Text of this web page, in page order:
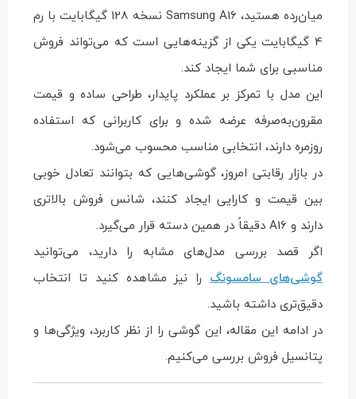
میان‌رده هستید، Samsung A16 نسخه 128 گیگابایت با رم
4 گیگابایت یکی از گزینه‌هایی است که می‌تواند فروش
مناسبی برای شما ایجاد کند.
این مدل با تمرکز بر عملکرد پایدار، طراحی ساده و قیمت
مقرون‌به‌صرفه عرضه شده و برای کاربرانی که استفاده
روزمره دارند، انتخابی مناسب محسوب می‌شود.
در بازار رقابتی امروز، گوشی‌هایی که بتوانند تعادل خوبی
بین قیمت و کارایی ایجاد کنند، شانس فروش بالاتری
دارند و A16 دقیقاً در همین دسته قرار می‌گیرد.
اگر قصد بررسی مدل‌های مشابه را دارید، می‌توانید
گوشی‌های سامسونگرا نیز مشاهده کنید تا انتخاب
دقیق‌تری داشته باشید.
در ادامه این مقاله، این گوشی را از نظر کاربرد، ویژگی‌ها و
پتانسیل فروش بررسی می‌کنیم.